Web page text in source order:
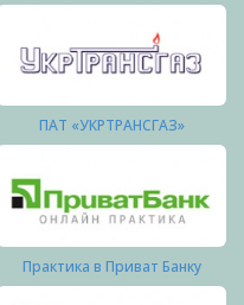
ПАТ «УКРТРАНСГАЗ»
Практика в Приват Банку